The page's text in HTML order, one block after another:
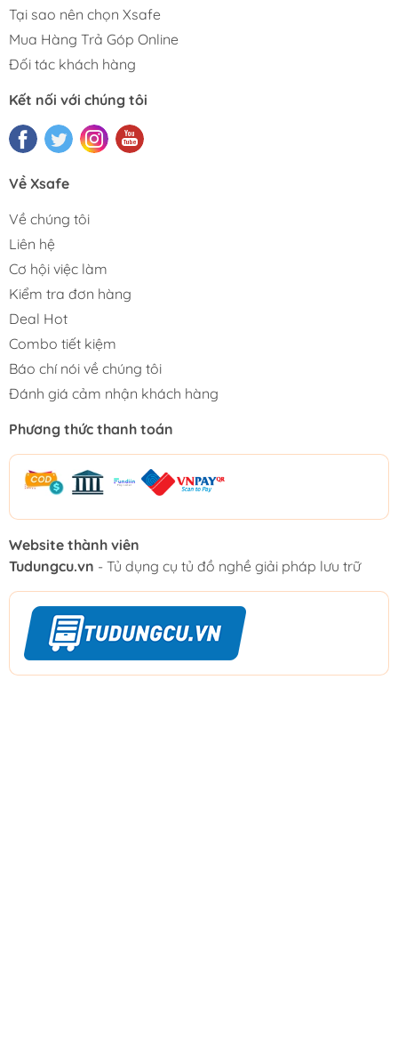
Tại sao nên chọn Xsafe
Mua Hàng Trả Góp Online
Đối tác khách hàng
Kết nối với chúng tôi
Về Xsafe
Về chúng tôi
Liên hệ
Cơ hội việc làm
Kiểm tra đơn hàng
Deal Hot
Combo tiết kiệm
Báo chí nói về chúng tôi
Đánh giá cảm nhận khách hàng
Phương thức thanh toán
Website thành viên
Tudungcu.vn - Tủ dụng cụ tủ đồ nghề giải pháp lưu trữ